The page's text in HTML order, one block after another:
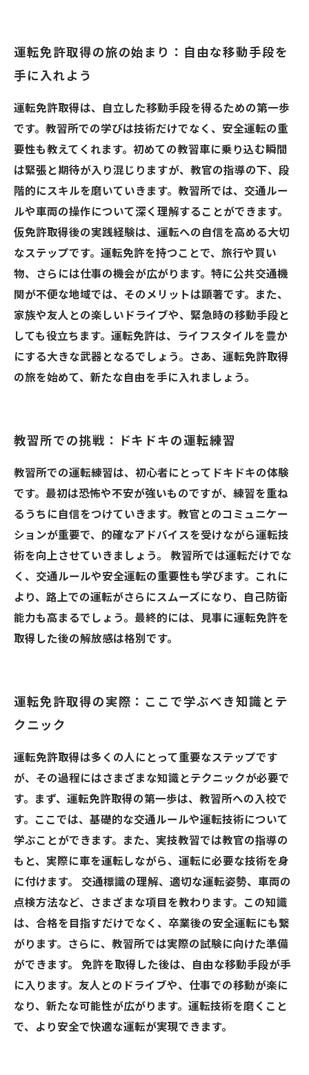
運転の魅力：自由な移動がもたらす生活の豊か
さ
挑戦する勇気：運転免許取得の成功体験とその
意義
未来への道：運転免許がもたらす新しい可能性
運転免許取得の旅の始まり：自由な移動手段を
手に入れよう
運転免許取得は、自立した移動手段を得るための第一歩
です。教習所での学びは技術だけでなく、安全運転の重
要性も教えてくれます。初めての教習車に乗り込む瞬間
は緊張と期待が入り混じりますが、教官の指導の下、段
階的にスキルを磨いていきます。教習所では、交通ルー
ルや車両の操作について深く理解することができます。
仮免許取得後の実践経験は、運転への自信を高める大切
なステップです。運転免許を持つことで、旅行や買い
物、さらには仕事の機会が広がります。特に公共交通機
関が不便な地域では、そのメリットは顕著です。また、
家族や友人との楽しいドライブや、緊急時の移動手段と
しても役立ちます。運転免許は、ライフスタイルを豊か
にする大きな武器となるでしょう。さあ、運転免許取得
の旅を始めて、新たな自由を手に入れましょう。
教習所での挑戦：ドキドキの運転練習
教習所での運転練習は、初心者にとってドキドキの体験
です。最初は恐怖や不安が強いものですが、練習を重ね
るうちに自信をつけていきます。教官とのコミュニケー
ションが重要で、的確なアドバイスを受けながら運転技
術を向上させていきましょう。 教習所では運転だけでな
く、交通ルールや安全運転の重要性も学びます。これに
より、路上での運転がさらにスムーズになり、自己防衛
能力も高まるでしょう。最終的には、見事に運転免許を
取得した後の解放感は格別です。
運転免許取得の実際：ここで学ぶべき知識とテ
クニック
運転免許取得は多くの人にとって重要なステップです
が、その過程にはさまざまな知識とテクニックが必要で
す。まず、運転免許取得の第一歩は、教習所への入校で
す。ここでは、基礎的な交通ルールや運転技術について
学ぶことができます。また、実技教習では教官の指導の
もと、実際に車を運転しながら、運転に必要な技術を身
に付けます。 交通標識の理解、適切な運転姿勢、車両の
点検方法など、さまざまな項目を教わります。この知識
は、合格を目指すだけでなく、卒業後の安全運転にも繋
がります。さらに、教習所では実際の試験に向けた準備
ができます。 免許を取得した後は、自由な移動手段が手
に入ります。友人とのドライブや、仕事での移動が楽に
なり、新たな可能性が広がります。運転技術を磨くこと
で、より安全で快適な運転が実現できます。